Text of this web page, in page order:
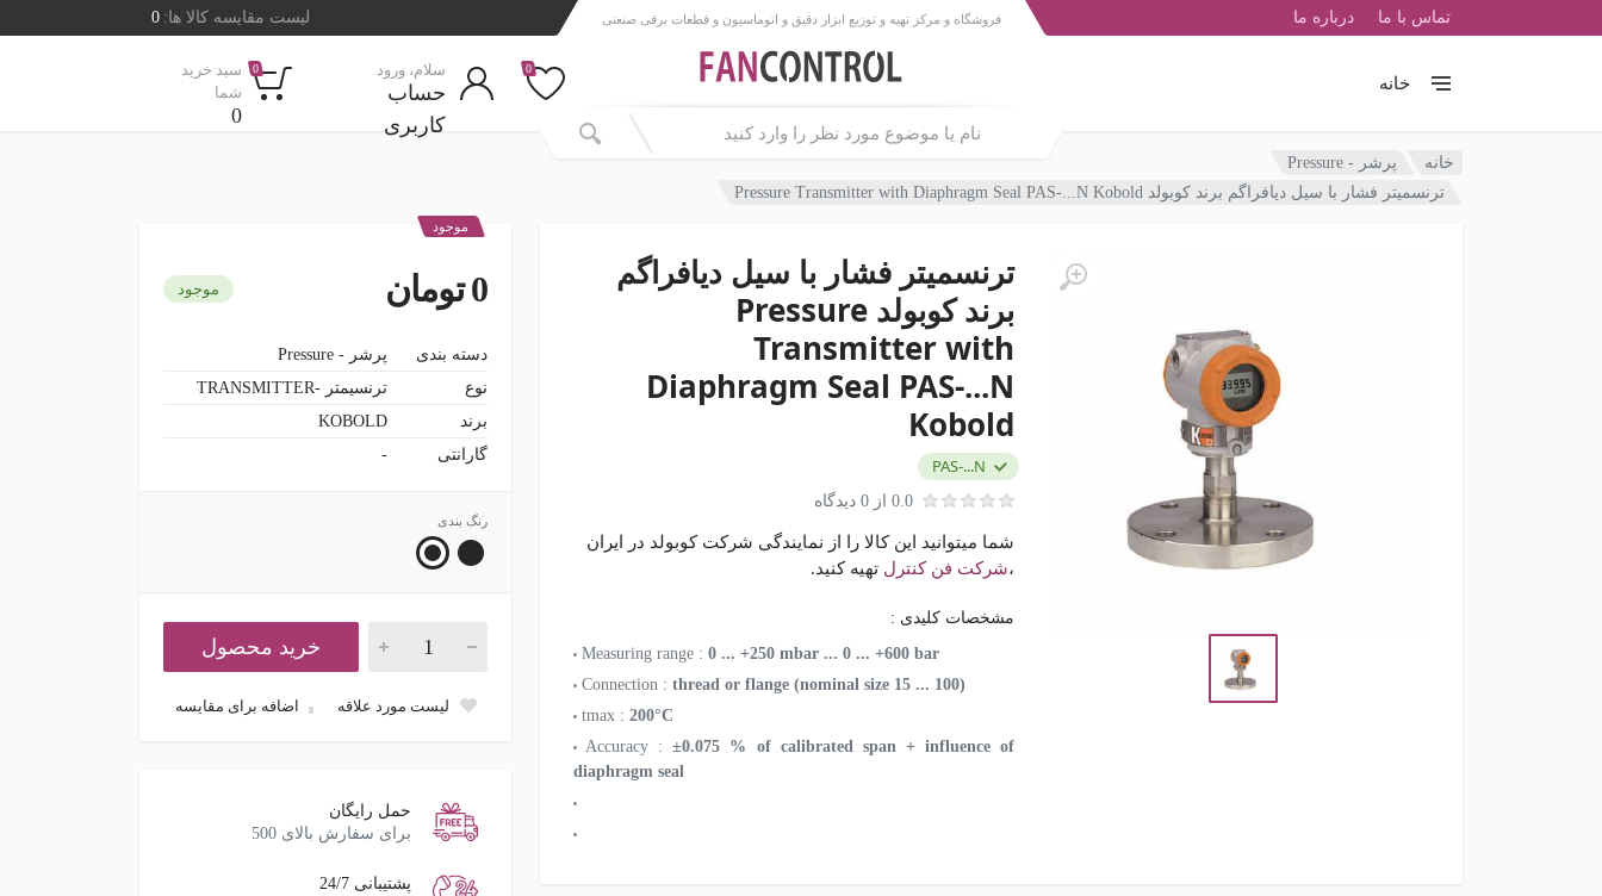
تماس با ما درباره ما لیست مقایسه کالا ها: 0
خانه
فروشگاه و مرکز تهیه و توزیع ابزار دقیق و اتوماسیون و قطعات برقی صنعتی
0 سلام، ورود
حساب
کاربری
0
سبد خرید
شما
0
خانه
پرشر - Pressure
ترنسمیتر فشار با سیل دیافراگم برند کوبولد Pressure Transmitter with Diaphragm Seal PAS-...N Kobold
ترنسمیتر فشار با سیل دیافراگم
برند کوبولد Pressure
Transmitter with
Diaphragm Seal PAS-...N
Kobold
0.0 از 0 دیدگاه
PAS-...N
شما میتوانید این کالا را از نمایندگی شرکت کوبولد در ایران
،شرکت فن کنترل تهیه کنید.
مشخصات کلیدی :
Measuring range : 0 ... +250 mbar ... 0 ... +600 bar
Connection : thread or flange (nominal size 15 ... 100)
tmax : 200°C
Accuracy : ±0.075 % of calibrated span + influence of
diaphragm seal
موجود
0 تومان موجود
دسته بندی
پرشر - Pressure
نوع
ترنسیمتر -TRANSMITTER
برند
KOBOLD
گارانتی
-
رنگ بندی
خرید محصول
لیست مورد علاقه اضافه برای مقایسه
حمل رایگان
برای سفارش بالای 500
پشتیبانی 24/7